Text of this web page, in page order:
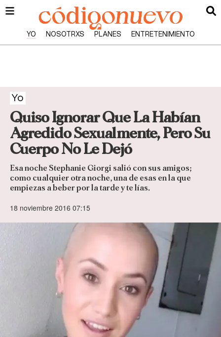
YO NOSOTRXS PLANES ENTRETENIMIENTO
Yo
Quiso Ignorar Que La Habían
Agredido Sexualmente, Pero Su
Cuerpo No Le Dejó
Esa noche Stephanie Giorgi salió con sus amigos;
como cualquier otra noche, una de esas en la que
empiezas a beber por la tarde y te lías.
18 noviembre 2016 07:15